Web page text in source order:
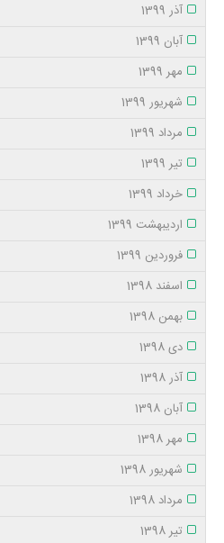
آذر 1399
آبان 1399
مهر 1399
شهریور 1399
مرداد 1399
تیر 1399
خرداد 1399
اردیبهشت 1399
فروردین 1399
اسفند 1398
بهمن 1398
دی 1398
آذر 1398
آبان 1398
مهر 1398
شهریور 1398
مرداد 1398
تیر 1398